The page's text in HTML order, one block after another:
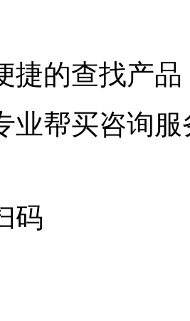
捷的查找产品
业帮买咨询服
码